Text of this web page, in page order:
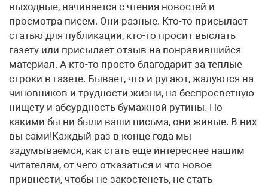
выходные, начинается с чтения новостей и
просмотра писем. Они разные. Кто-то присылает
статью для публикации, кто-то просит выслать
газету или присылает отзыв на понравившийся
материал. А кто-то просто благодарит за теплые
строки в газете. Бывает, что и ругают, жалуются на
чиновников и трудности жизни, на беспросветную
нищету и абсурдность бумажной рутины. Но
какими бы ни были ваши письма, они живые. В них
вы сами!Каждый раз в конце года мы
задумываемся, как стать еще интереснее нашим
читателям, от чего отказаться и что новое
привнести, чтобы не закостенеть, не стать